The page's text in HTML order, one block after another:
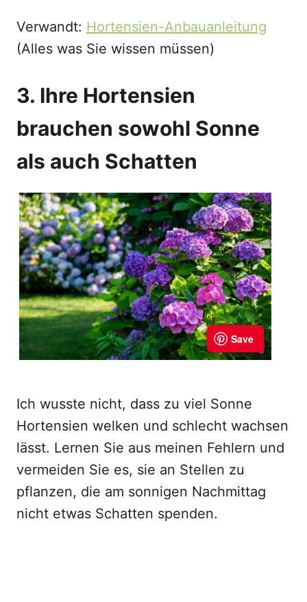
Verwandt: Hortensien-Anbauanleitung
(Alles was Sie wissen müssen)
3. Ihre Hortensien
brauchen sowohl Sonne
als auch Schatten
Ich wusste nicht, dass zu viel Sonne
Hortensien welken und schlecht wachsen
lässt. Lernen Sie aus meinen Fehlern und
vermeiden Sie es, sie an Stellen zu
pflanzen, die am sonnigen Nachmittag
nicht etwas Schatten spenden.